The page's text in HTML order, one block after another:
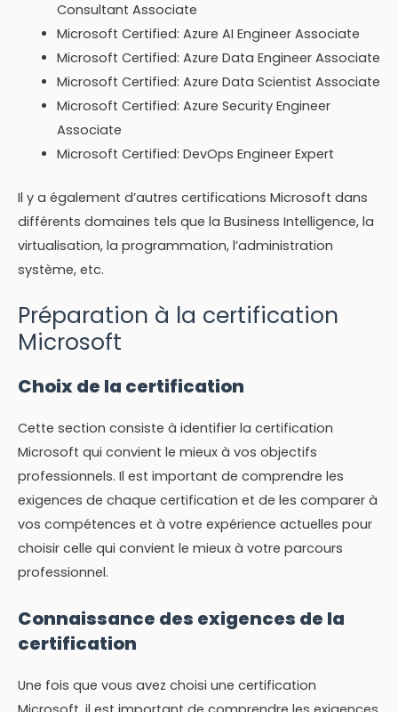
Consultant Associate
Microsoft Certified: Azure AI Engineer Associate
Microsoft Certified: Azure Data Engineer Associate
Microsoft Certified: Azure Data Scientist Associate
Microsoft Certified: Azure Security Engineer
Associate
Microsoft Certified: DevOps Engineer Expert
Il y a également d’autres certifications Microsoft dans
différents domaines tels que la Business Intelligence, la
virtualisation, la programmation, l’administration
système, etc.
Préparation à la certification
Microsoft
Choix de la certification
Cette section consiste à identifier la certification
Microsoft qui convient le mieux à vos objectifs
professionnels. Il est important de comprendre les
exigences de chaque certification et de les comparer à
vos compétences et à votre expérience actuelles pour
choisir celle qui convient le mieux à votre parcours
professionnel.
Connaissance des exigences de la
certification
Une fois que vous avez choisi une certification